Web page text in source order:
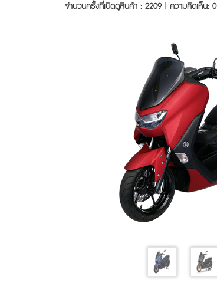
จำนวนครั้งที่เปิดดูสินค้า : 2209 | ความคิดเห็น: 0